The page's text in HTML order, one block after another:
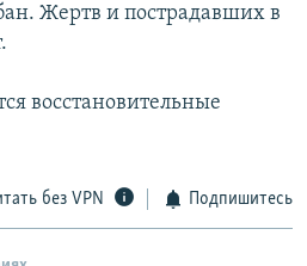
Жертв и пострадавших в
восстановительные
без VPN Подпишитесь